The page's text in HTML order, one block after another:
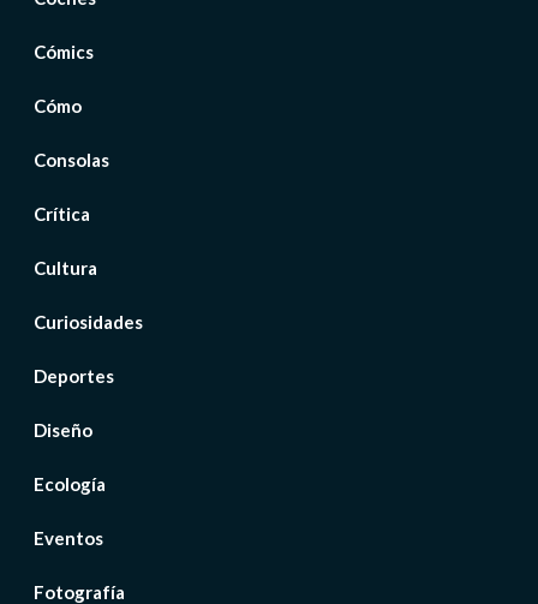
Cómics
Cómo
Consolas
Crítica
Cultura
Curiosidades
Deportes
Diseño
Ecología
Eventos
Fotografía